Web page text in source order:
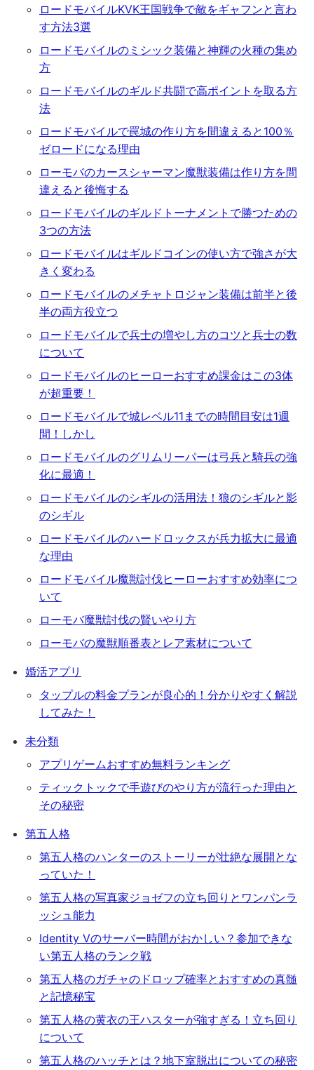
ロードモバイルKVK王国戦争で敵をギャフンと言わ
す方法3選
ロードモバイルのミシック装備と神輝の火種の集め
方
ロードモバイルのギルド共闘で高ポイントを取る方
法
ロードモバイルで罠城の作り方を間違えると100％
ゼロードになる理由
ローモバのカースシャーマン魔獣装備は作り方を間
違えると後悔する
ロードモバイルのギルドトーナメントで勝つための
3つの方法
ロードモバイルはギルドコインの使い方で強さが大
きく変わる
ロードモバイルのメチャトロジャン装備は前半と後
半の両方役立つ
ロードモバイルで兵士の増やし方のコツと兵士の数
について
ロードモバイルのヒーローおすすめ課金はこの3体
が超重要！
ロードモバイルで城レベル11までの時間目安は1週
間！しかし
ロードモバイルのグリムリーパーは弓兵と騎兵の強
化に最適！
ロードモバイルのシギルの活用法！狼のシギルと影
のシギル
ロードモバイルのハードロックスが兵力拡大に最適
な理由
ロードモバイル魔獣討伐ヒーローおすすめ効率につ
いて
ローモバ魔獣討伐の賢いやり方
ローモバの魔獣順番表とレア素材について
婚活アプリ
タップルの料金プランが良心的！分かりやすく解説
してみた！
未分類
アプリゲームおすすめ無料ランキング
ティックトックで手遊びのやり方が流行った理由と
その秘密
第五人格
第五人格のハンターのストーリーが壮絶な展開とな
っていた！
第五人格の写真家ジョゼフの立ち回りとワンパンラ
ッシュ能力
Identity Vのサーバー時間がおかしい？参加できな
い第五人格のランク戦
第五人格のガチャのドロップ確率とおすすめの真髄
と記憶秘宝
第五人格の黄衣の王ハスターが強すぎる！立ち回り
について
第五人格のハッチとは？地下室脱出についての秘密